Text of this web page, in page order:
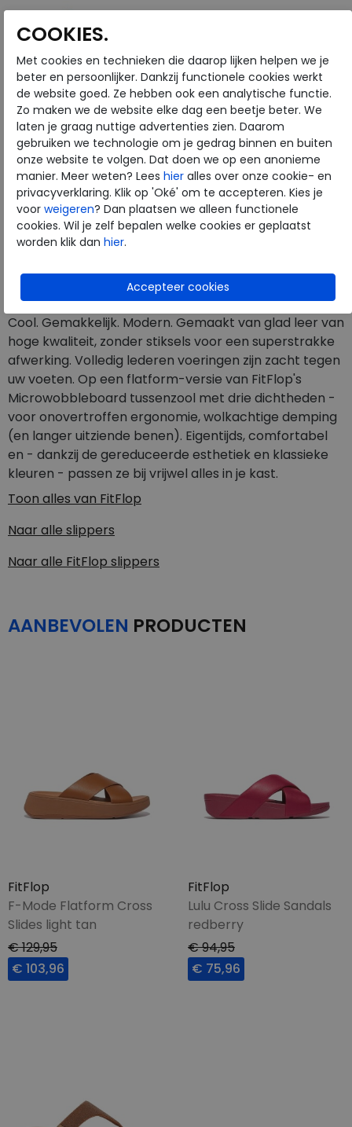
onmiddellijk opkrikken. FitFlop heeft ultra-sleek criss-
cross bandjes op een stevige, maar lichte zool gezet.
Cool. Gemakkelijk. Modern. Gemaakt van glad leer van
hoge kwaliteit, zonder stiksels voor een superstrakke
afwerking. Volledig lederen voeringen zijn zacht tegen
uw voeten. Op een flatform-versie van FitFlop's
Microwobbleboard tussenzool met drie dichtheden -
voor onovertroffen ergonomie, wolkachtige demping
(en langer uitziende benen). Eigentijds, comfortabel
en - dankzij de gereduceerde esthetiek en klassieke
kleuren - passen ze bij vrijwel alles in je kast.
Toon alles van FitFlop
Naar alle slippers
Naar alle FitFlop slippers
Merk
FitFlop
Fabrikantcode
FW5-477
Bestelcode
202.14.000002
Kleur
Cream
Materiaal
Leer
Wijdtemaat
n
Uitneembaar voetbed
nee
AANBEVOLEN PRODUCTEN
FitFlop
F-Mode Flatform Cross
Slides light tan
€ 129,95
€ 103,96
FitFlop
Lulu Cross Slide Sandals
redberry
€ 94,95
€ 75,96
COOKIES.
Met cookies en technieken die daarop lijken helpen we je
beter en persoonlijker. Dankzij functionele cookies werkt
de website goed. Ze hebben ook een analytische functie.
Zo maken we de website elke dag een beetje beter. We
laten je graag nuttige advertenties zien. Daarom
gebruiken we technologie om je gedrag binnen en buiten
onze website te volgen. Dat doen we op een anonieme
manier. Meer weten? Lees hier alles over onze cookie- en
privacyverklaring. Klik op 'Oké' om te accepteren. Kies je
voor weigeren? Dan plaatsen we alleen functionele
cookies. Wil je zelf bepalen welke cookies er geplaatst
worden klik dan hier.